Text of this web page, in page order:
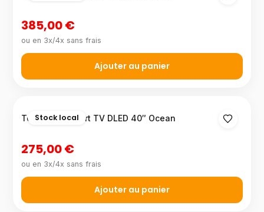
385,00 €
ou en 3x/4x sans frais
Ajouter au panier
Stock local
Téléviseur Smart TV DLED 40″ Ocean
275,00 €
ou en 3x/4x sans frais
Ajouter au panier